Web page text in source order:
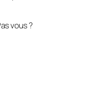
vous ?